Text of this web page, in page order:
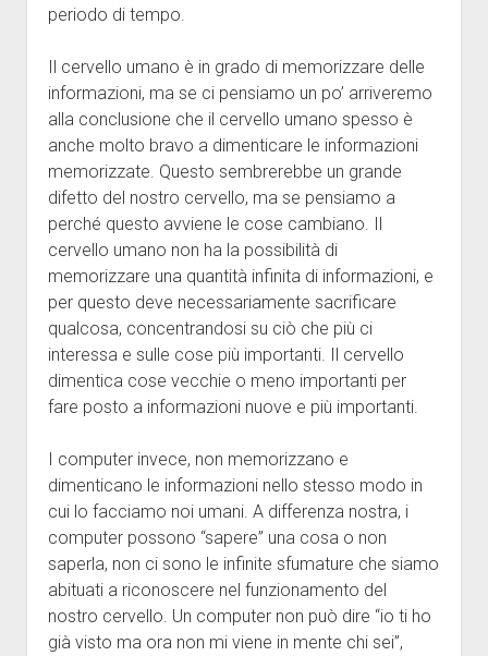
periodo di tempo.
Il cervello umano è in grado di memorizzare delle
informazioni, ma se ci pensiamo un po’ arriveremo
alla conclusione che il cervello umano spesso è
anche molto bravo a dimenticare le informazioni
memorizzate. Questo sembrerebbe un grande
difetto del nostro cervello, ma se pensiamo a
perché questo avviene le cose cambiano. Il
cervello umano non ha la possibilità di
memorizzare una quantità infinita di informazioni, e
per questo deve necessariamente sacrificare
qualcosa, concentrandosi su ciò che più ci
interessa e sulle cose più importanti. Il cervello
dimentica cose vecchie o meno importanti per
fare posto a informazioni nuove e più importanti.
I computer invece, non memorizzano e
dimenticano le informazioni nello stesso modo in
cui lo facciamo noi umani. A differenza nostra, i
computer possono “sapere” una cosa o non
saperla, non ci sono le infinite sfumature che siamo
abituati a riconoscere nel funzionamento del
nostro cervello. Un computer non può dire “io ti ho
già visto ma ora non mi viene in mente chi sei”,